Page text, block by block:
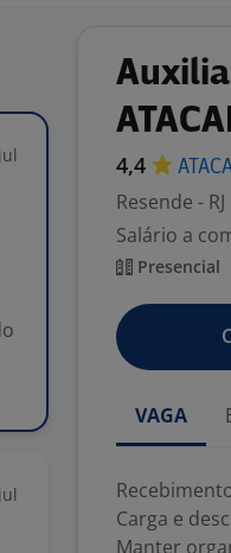
4,4
Resende - RJ
Salário a
Presencial
VAGA
Carga e
Manter